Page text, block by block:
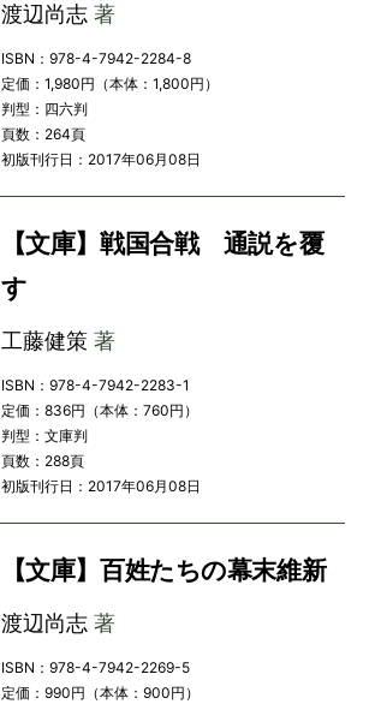
渡辺尚志著
ISBN：978-4-7942-2284-8
定価：1,980円（本体：1,800円）
判型：四六判
頁数：264頁
初版刊行日：2017年06月08日
【文庫】戦国合戦 通説を覆
す
工藤健策著
ISBN：978-4-7942-2283-1
定価：836円（本体：760円）
判型：文庫判
頁数：288頁
初版刊行日：2017年06月08日
【文庫】百姓たちの幕末維新
渡辺尚志著
ISBN：978-4-7942-2269-5
定価：990円（本体：900円）